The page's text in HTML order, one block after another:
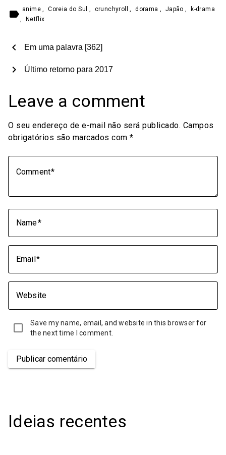
label anime Coreia do Sul crunchyroll dorama Japão
k-drama
Netflix
chevron_left Em uma palavra [362]
Último retorno para 2017
chevron_right
Leave a comment
O seu endereço de e-mail não será publicado. Campos
obrigatórios são marcados com *
Comment
Name
Email
Website
Save my name, email, and website in this browser for
the next time I comment.
Publicar comentário
Ideias recentes